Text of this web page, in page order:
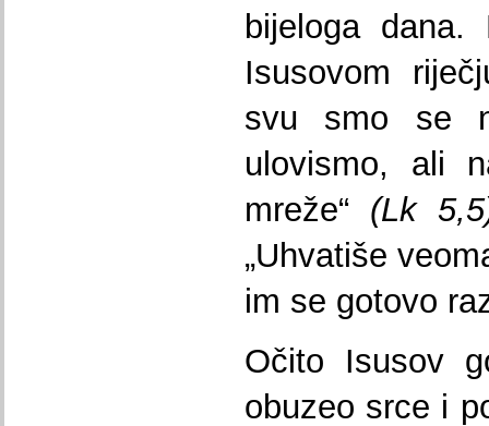
bijeloga
Isusovom
svu smo se
ulovismo, ali
mreže“ (Lk
„Uhvatiše
im se gotovo
Očito Isusov
obuzeo srce i